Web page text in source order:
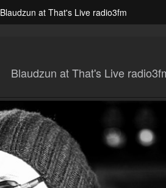
Blaudzun at That's Live radio3fm
Blaudzun at That's Live